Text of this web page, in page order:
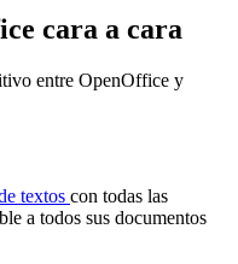
cara a cara
entre OpenOffice y
textos con todas las
a todos sus documentos